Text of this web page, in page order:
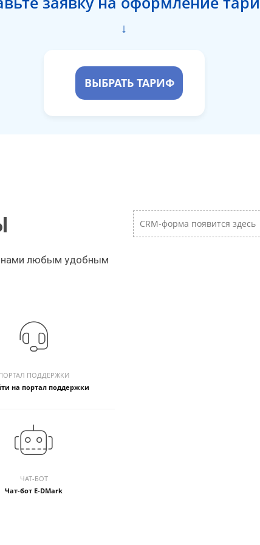
↓
ВЫБРАТЬ ТАРИФ
нами любым удобным
ПОДДЕРЖКИ
на портал поддержки
ЧАТ-БОТ
Чат-бот E-DMark
CRM-форма появится здесь